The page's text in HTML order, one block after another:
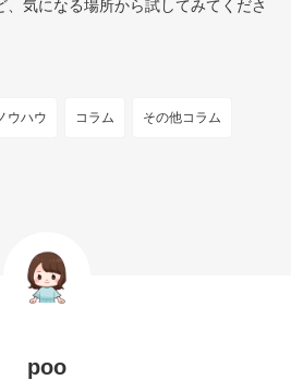
気になる場所から試してみてくださ
ウハウ コラム その他コラム
poo